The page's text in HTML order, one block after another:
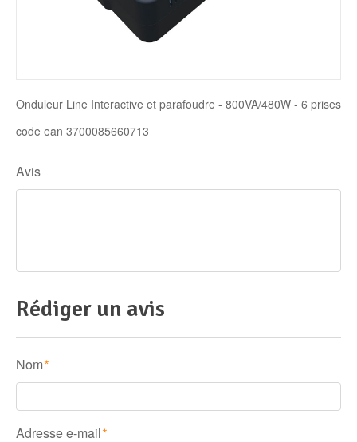
Onduleur Line Interactive et parafoudre - 800VA/480W - 6 prises
code ean 3700085660713
Avis
Rédiger un avis
Nom *
Adresse e-mail *